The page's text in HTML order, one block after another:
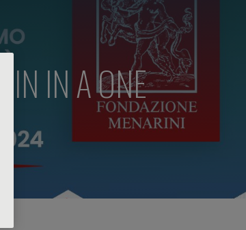
IN A ONE